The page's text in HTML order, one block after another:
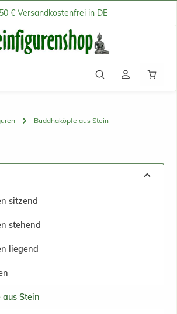
€ Versandkostenfrei in DE
Buddhaköpfe aus Stein
sitzend
stehend
liegend
Stein